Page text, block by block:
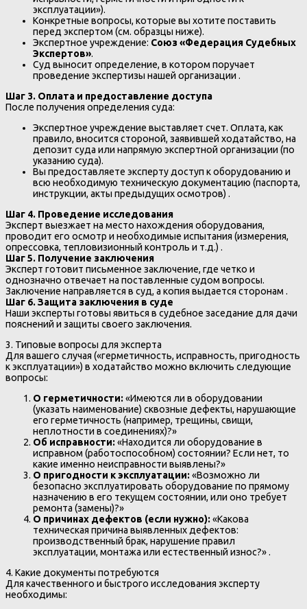
эксплуатации»).
Конкретные вопросы, которые вы хотите поставить
перед экспертом (см. образцы ниже).
Экспертное учреждение: Союз «Федерация Судебных
Экспертов».
Суд выносит определение, в котором поручает
проведение экспертизы нашей организации .
Шаг 3. Оплата и предоставление доступа
После получения определения суда:
Экспертное учреждение выставляет счет. Оплата, как
правило, вносится стороной, заявившей ходатайство, на
депозит суда или напрямую экспертной организации (по
указанию суда).
Вы предоставляете эксперту доступ к оборудованию и
всю необходимую техническую документацию (паспорта,
инструкции, акты предыдущих осмотров) .
Шаг 4. Проведение исследования
Эксперт выезжает на место нахождения оборудования,
проводит его осмотр и необходимые испытания (измерения,
опрессовка, тепловизионный контроль и т.д.) .
Шаг 5. Получение заключения
Эксперт готовит письменное заключение, где четко и
однозначно отвечает на поставленные судом вопросы.
Заключение направляется в суд, а копия выдается сторонам .
Шаг 6. Защита заключения в суде
Наши эксперты готовы явиться в судебное заседание для дачи
пояснений и защиты своего заключения.
3. Типовые вопросы для эксперта
Для вашего случая («герметичность, исправность, пригодность
к эксплуатации») в ходатайство можно включить следующие
вопросы:
О герметичности:«Имеются ли в оборудовании
(указать наименование) сквозные дефекты, нарушающие
его герметичность (например, трещины, свищи,
неплотности в соединениях)?»
Об исправности:«Находится ли оборудование в
исправном (работоспособном) состоянии? Если нет, то
какие именно неисправности выявлены?»
О пригодности к эксплуатации:«Возможно ли
безопасно эксплуатировать оборудование по прямому
назначению в его текущем состоянии, или оно требует
ремонта (замены)?»
О причинах дефектов (если нужно):«Какова
техническая причина выявленных дефектов:
производственный брак, нарушение правил
эксплуатации, монтажа или естественный износ?» .
4. Какие документы потребуются
Для качественного и быстрого исследования эксперту
необходимы: